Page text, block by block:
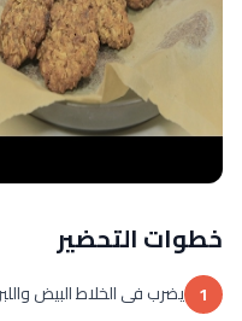
خطوات التحضير
1 يضرب فى الخلاط البيض